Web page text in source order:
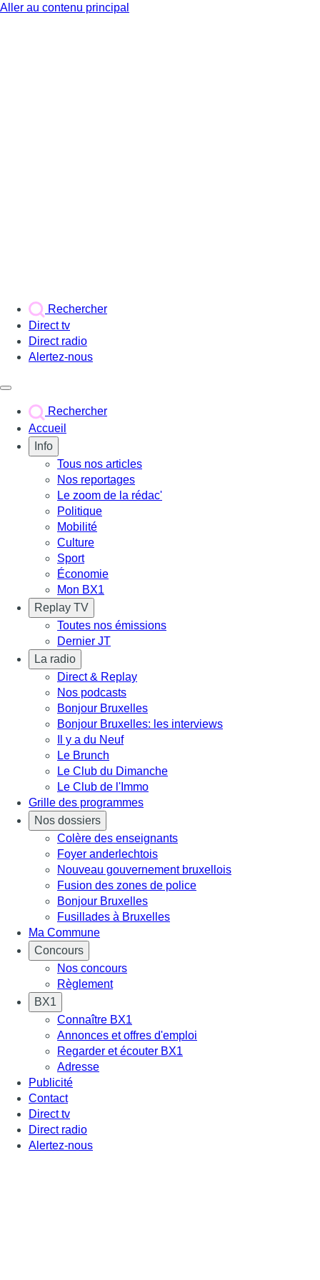
Aller au contenu principal
Rechercher
Direct tv
Direct radio
Alertez-nous
Rechercher
Accueil
Info
Tous nos articles
Nos reportages
Le zoom de la rédac'
Politique
Mobilité
Culture
Sport
Économie
Mon BX1
Replay TV
Toutes nos émissions
Dernier JT
La radio
Direct & Replay
Nos podcasts
Bonjour Bruxelles
Bonjour Bruxelles: les interviews
Il y a du Neuf
Le Brunch
Le Club du Dimanche
Le Club de l'Immo
Grille des programmes
Nos dossiers
Colère des enseignants
Foyer anderlechtois
Nouveau gouvernement bruxellois
Fusion des zones de police
Bonjour Bruxelles
Fusillades à Bruxelles
Ma Commune
Concours
Nos concours
Règlement
BX1
Connaître BX1
Annonces et offres d'emploi
Regarder et écouter BX1
Adresse
Publicité
Contact
Direct tv
Direct radio
Alertez-nous